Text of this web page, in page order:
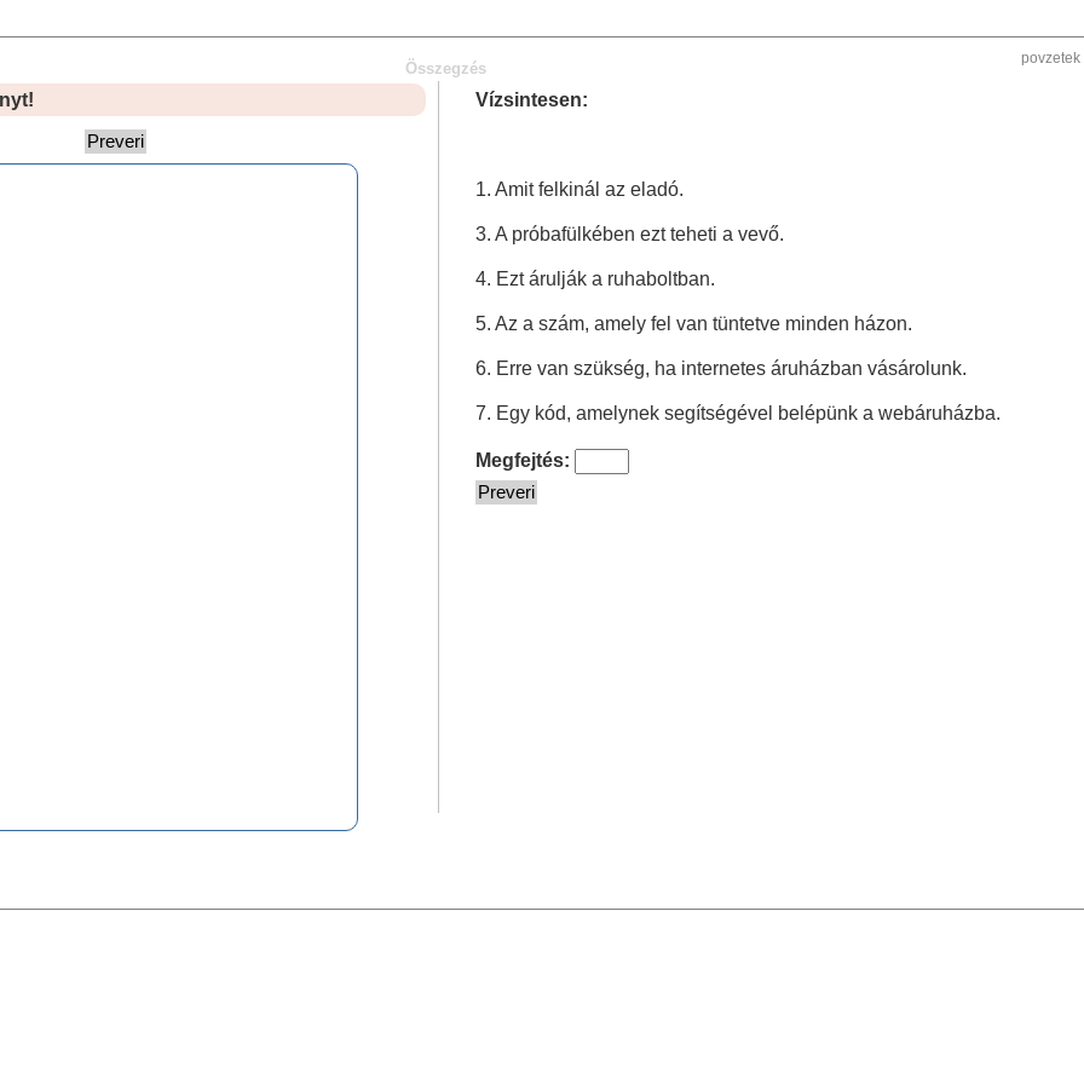
povzetek
Összegzés
Vízsintesen:
1. Amit felkinál az eladó.
3. A próbafülkében ezt teheti a vevő.
4. Ezt árulják a ruhaboltban.
5. Az a szám, amely fel van tüntetve minden házon.
6. Erre van szükség, ha internetes áruházban vásárolunk.
7. Egy kód, amelynek segítségével belépünk a webáruházba.
Megfejtés: